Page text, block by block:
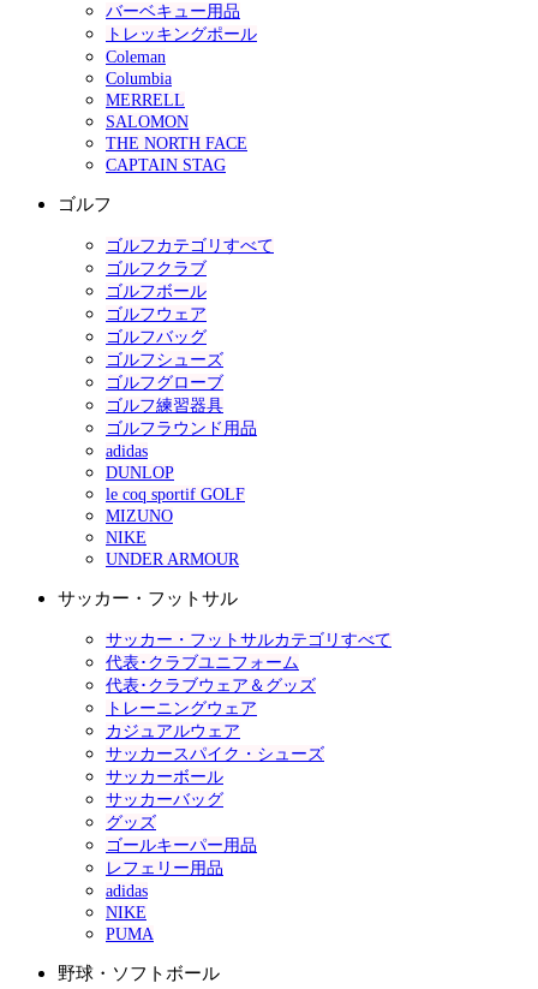
バーベキュー用品
トレッキングポール
Coleman
Columbia
MERRELL
SALOMON
THE NORTH FACE
CAPTAIN STAG
ゴルフ
ゴルフカテゴリすべて
ゴルフクラブ
ゴルフボール
ゴルフウェア
ゴルフバッグ
ゴルフシューズ
ゴルフグローブ
ゴルフ練習器具
ゴルフラウンド用品
adidas
DUNLOP
le coq sportif GOLF
MIZUNO
NIKE
UNDER ARMOUR
サッカー・フットサル
サッカー・フットサルカテゴリすべて
代表･クラブユニフォーム
代表･クラブウェア＆グッズ
トレーニングウェア
カジュアルウェア
サッカースパイク・シューズ
サッカーボール
サッカーバッグ
グッズ
ゴールキーパー用品
レフェリー用品
adidas
NIKE
PUMA
野球・ソフトボール